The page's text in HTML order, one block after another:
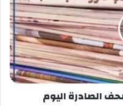
وهي ممارسة
يكفلها الدستور
الصادرة اليوم